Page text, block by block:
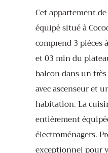
Cet appartement
équipé situé à
comprend 3 pièces
et 03 min du
balcon dans un
avec ascenseur et
habitation. La
entièrement
électroménagers.
exceptionnel pour